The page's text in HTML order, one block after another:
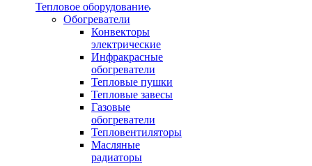
Тепловое оборудование
Обогреватели
Конвекторы
электрические
Инфракрасные
обогреватели
Тепловые пушки
Тепловые завесы
Газовые
обогреватели
Тепловентиляторы
Масляные
радиаторы